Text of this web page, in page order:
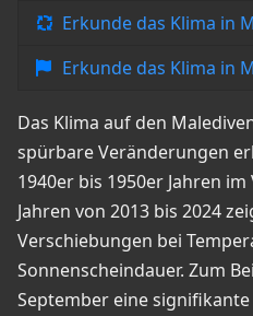
Erkunde das Klima in
Erkunde das Klima in
Das Klima auf den
spürbare Veränderungen
1940er bis 1950er Jahren
Jahren von 2013 bis 2024
Verschiebungen bei
Sonnenscheindauer. Zum
September eine